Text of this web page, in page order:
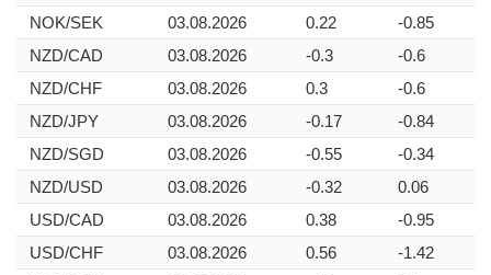
NOK/SEK
03.08.2026 0.22
-0.85
NZD/CAD
03.08.2026 -0.3
-0.6
NZD/CHF
03.08.2026 0.3
-0.6
NZD/JPY
03.08.2026 -0.17
-0.84
NZD/SGD
03.08.2026 -0.55
-0.34
NZD/USD
03.08.2026 -0.32
0.06
USD/CAD
03.08.2026 0.38
-0.95
USD/CHF
03.08.2026 0.56
-1.42